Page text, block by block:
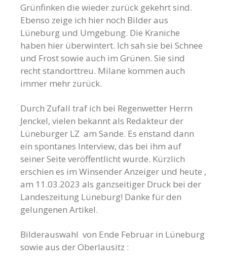
Grünfinken die wieder zurück gekehrt sind.
Ebenso zeige ich hier noch Bilder aus
Lüneburg und Umgebung. Die Kraniche
haben hier überwintert. Ich sah sie bei Schnee
und Frost sowie auch im Grünen. Sie sind
recht standorttreu. Milane kommen auch
immer mehr zurück.
Durch Zufall traf ich bei Regenwetter Herrn
Jenckel, vielen bekannt als Redakteur der
Lüneburger LZ am Sande. Es enstand dann
ein spontanes Interview, das bei ihm auf
seiner Seite veröffentlicht wurde. Kürzlich
erschien es im Winsender Anzeiger und heute ,
am 11.03.2023 als ganzseitiger Druck bei der
Landeszeitung Lüneburg! Danke für den
gelungenen Artikel.
Bilderauswahl von Ende Februar in Lüneburg
sowie aus der Oberlausitz :